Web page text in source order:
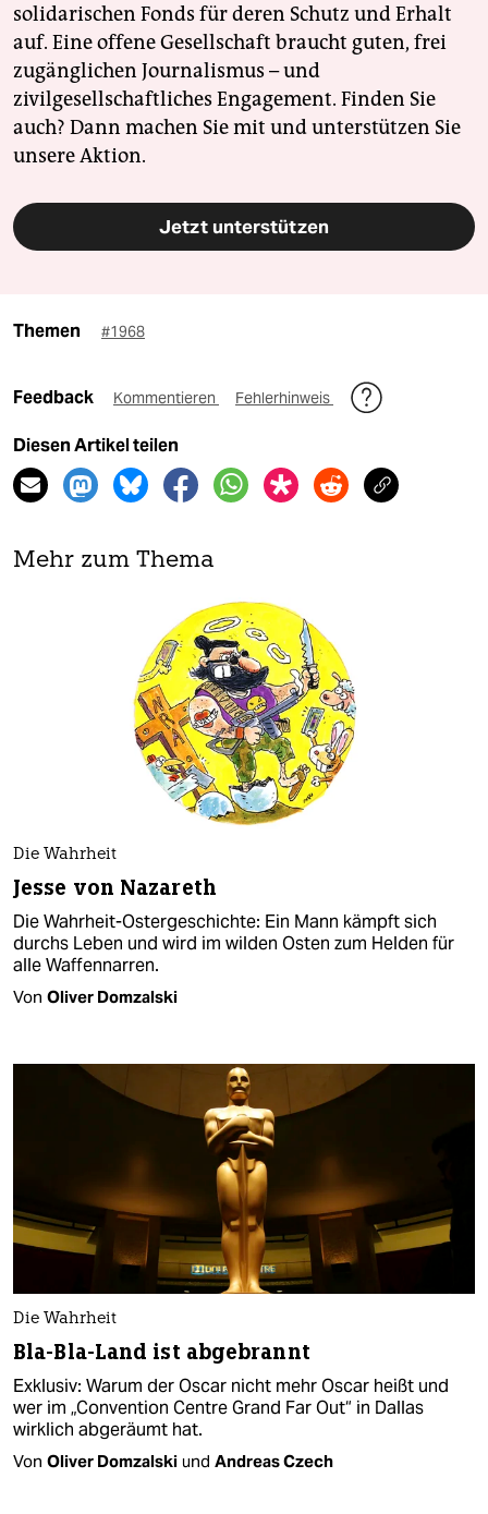
solidarischen Fonds für deren Schutz und Erhalt
auf. Eine offene Gesellschaft braucht guten, frei
zugänglichen Journalismus – und
zivilgesellschaftliches Engagement. Finden Sie
auch? Dann machen Sie mit und unterstützen Sie
unsere Aktion.
Jetzt unterstützen
Themen #1968
Feedback Kommentieren Fehlerhinweis
Diesen Artikel teilen
Mehr zum Thema
Die Wahrheit
Jesse von Nazareth
Die Wahrheit-Ostergeschichte: Ein Mann kämpft sich
durchs Leben und wird im wilden Osten zum Helden für
alle Waffennarren.
Von Oliver Domzalski
Die Wahrheit
Bla-Bla-Land ist abgebrannt
Exklusiv: Warum der Oscar nicht mehr Oscar heißt und
wer im „Convention Centre Grand Far Out“ in Dallas
wirklich abgeräumt hat.
Von Oliver Domzalski und Andreas Czech